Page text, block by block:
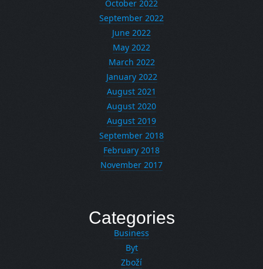
October 2022
September 2022
June 2022
May 2022
March 2022
January 2022
August 2021
August 2020
August 2019
September 2018
February 2018
November 2017
Categories
Business
Byt
Zboží